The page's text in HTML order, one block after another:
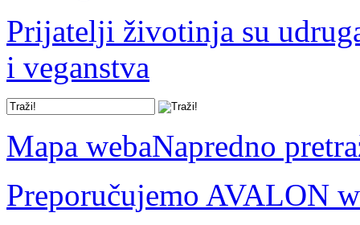
Prijatelji životinja su
i veganstva
Mapa webaNapredno
Preporučujemo AVALON